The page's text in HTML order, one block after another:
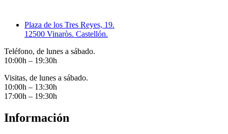
Plaza de los Tres Reyes, 19.
12500 Vinaròs. Castellón.
Teléfono, de lunes a sábado.
10:00h – 19:30h
Visitas, de lunes a sábado.
10:00h – 13:30h
17:00h – 19:30h
Información